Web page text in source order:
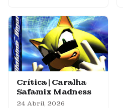
Crítica | Caralha
Safamix Madness
24 Abril, 2026